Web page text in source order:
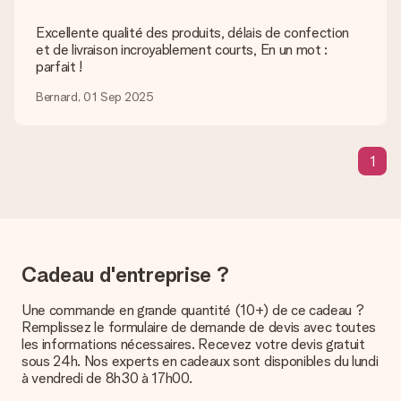
paraissent trop techniques ou si vous disposez d’une photo
sous un autre format, n’hésitez pas à contacter notre service
client. Nous vous aiderons à réaliser votre cadeau !
Que faire si la couleur ou l’option choisie n’est pas
disponibles sur notre site internet, veuillez contacter notre
fois dans le panier, vous pouvez ajouter une carte à votre
cadeau. Vous pouvez y écrire un message personnel pour que
l’heureux destinataire puisse savoir qui lui a envoyé cette
agréable surprise.
Mon cadeau est-il livré emballé ?
Nous ne pouvons malheureusement pour le moment assurer
ce genre de service. C’est pourquoi nous envoyons tous les
Excellente qualité des produits, délais de confection
et de livraison incroyablement courts, En un mot :
parfait !
Bernard, 01 Sep 2025
1
Cadeau d'entreprise ?
Une commande en grande quantité (10+) de ce cadeau ?
Remplissez le formulaire de demande de devis avec toutes
les informations nécessaires. Recevez votre devis gratuit
sous 24h. Nos experts en cadeaux sont disponibles du lundi
à vendredi de 8h30 à 17h00.